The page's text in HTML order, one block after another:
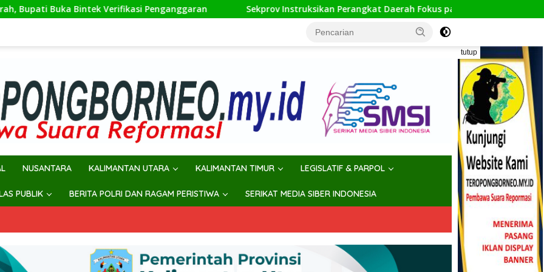
Penganggaran Sekprov Instruksikan Perangkat Daerah Fokus pada Program Prioritas
tutup
NUSANTARA KALIMANTAN UTARA KALIMANTAN TIMUR LEGISLATIF & PARPOL
PUBLIK BERITA POLRI DAN RAGAM PERISTIWA SERIKAT MEDIA SIBER INDONESIA